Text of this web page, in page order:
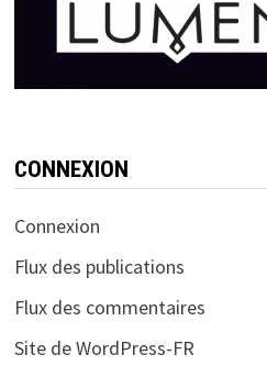
CONNEXION
Connexion
Flux des publications
Flux des commentaires
Site de WordPress-FR